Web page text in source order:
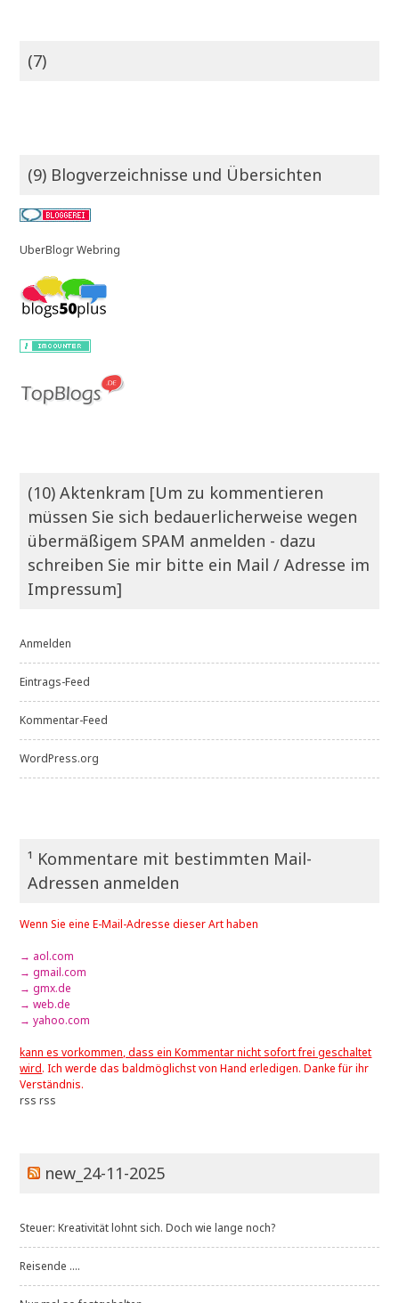
(7)
(9) Blogverzeichnisse und Übersichten
UberBlogr Webring
(10) Aktenkram [Um zu kommentieren
müssen Sie sich bedauerlicherweise wegen
übermäßigem SPAM anmelden - dazu
schreiben Sie mir bitte ein Mail / Adresse im
Impressum]
Anmelden
Eintrags-Feed
Kommentar-Feed
WordPress.org
¹ Kommentare mit bestimmten Mail-
Adressen anmelden
Wenn Sie eine E-Mail-Adresse dieser Art haben
→ aol.com
→ gmail.com
→ gmx.de
→ web.de
→ yahoo.com
kann es vorkommen, dass ein Kommentar nicht sofort frei geschaltet
wird. Ich werde das baldmöglichst von Hand erledigen. Danke für ihr
Verständnis.
rss rss
new_24-11-2025
Steuer: Kreativität lohnt sich. Doch wie lange noch?
Reisende ....